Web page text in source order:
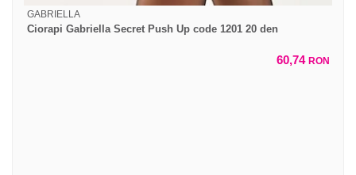
GABRIELLA
Ciorapi Gabriella Secret Push Up code 1201 20 den
60,74 RON